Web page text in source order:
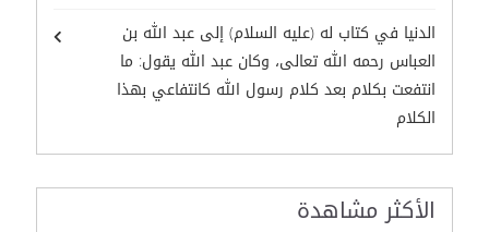
الدنيا في كتاب له (عليه السلام) إلى عبد الله بن
العباس رحمه الله تعالى، وكان عبد الله يقول: ما
انتفعت بكلام بعد كلام رسول الله كانتفاعي بهذا
الكلام
الأكثر مشاهدة